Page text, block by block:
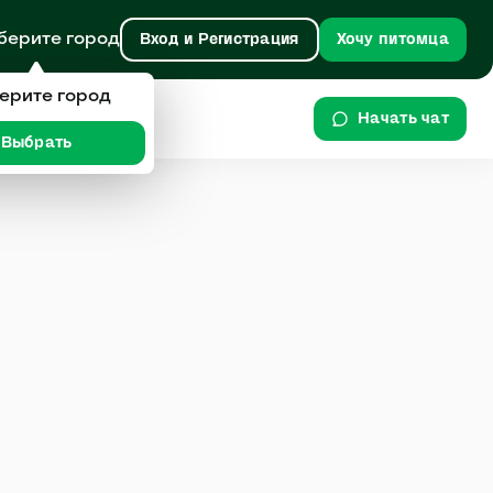
город Вход и Регистрация Хочу питомца
Начать чат
город
Выбрать